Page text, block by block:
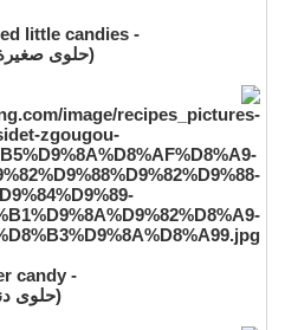
- Sweet colored little candies
(حلوى
- Silver candy
(حلوى